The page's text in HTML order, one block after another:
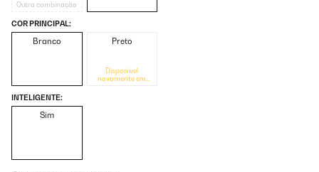
Outra combinação
COR PRINCIPAL:
Branco Preto
Disponível
novamente em
INTELIGENTE:
Sim